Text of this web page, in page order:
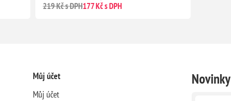
219 Kč s DPH177 Kč s DPH
Můj účet
Můj účet
Novinky